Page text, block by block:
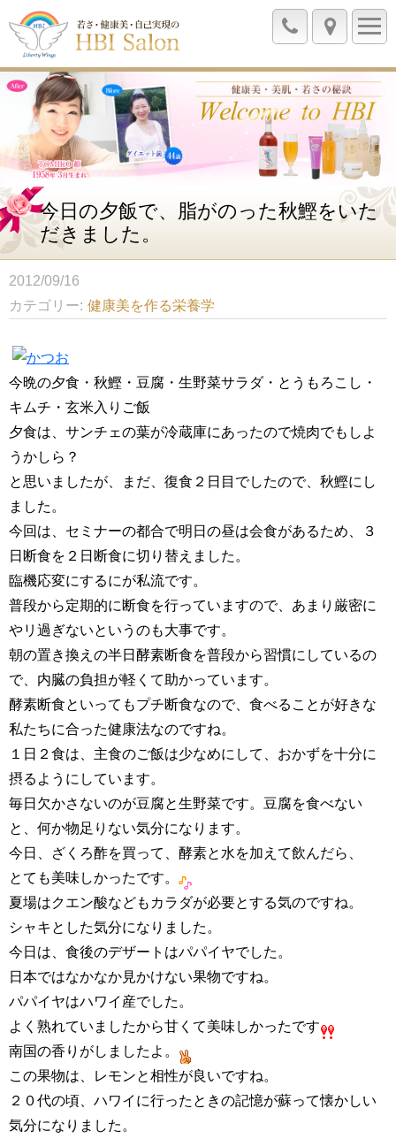
今日の夕飯で、脂がのった秋鰹をいた
だきました。
2012/09/16
カテゴリー 健康美を作る栄養学
今晩の夕食・秋鰹・豆腐・生野菜サラダ・とうもろこし・
キムチ・玄米入りご飯
夕食は、サンチェの葉が冷蔵庫にあったので焼肉でもしよ
うかしら？
と思いましたが、まだ、復食２日目でしたので、秋鰹にし
ました。
今回は、セミナーの都合で明日の昼は会食があるため、３
日断食を２日断食に切り替えました。
臨機応変にするにが私流です。
普段から定期的に断食を行っていますので、あまり厳密に
やリ過ぎないというのも大事です。
朝の置き換えの半日酵素断食を普段から習慣にしているの
で、内臓の負担が軽くて助かっています。
酵素断食といってもプチ断食なので、食べることが好きな
私たちに合った健康法なのですね。
１日２食は、主食のご飯は少なめにして、おかずを十分に
摂るようにしています。
毎日欠かさないのが豆腐と生野菜です。豆腐を食べない
と、何か物足りない気分になります。
今日、ざくろ酢を買って、酵素と水を加えて飲んだら、
とても美味しかったです。
夏場はクエン酸などもカラダが必要とする気のですね。
シャキとした気分になりました。
今日は、食後のデザートはパパイヤでした。
日本ではなかなか見かけない果物ですね。
パパイヤはハワイ産でした。
よく熟れていましたから甘くて美味しかったです
南国の香りがしましたよ。
この果物は、レモンと相性が良いですね。
２０代の頃、ハワイに行ったときの記憶が蘇って懐かしい
気分になりました。